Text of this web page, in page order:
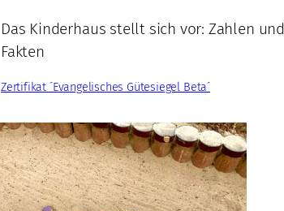
Das Kinderhaus stellt sich vor: Zahlen und
Fakten
Zertifikat ´Evangelisches Gütesiegel Beta´